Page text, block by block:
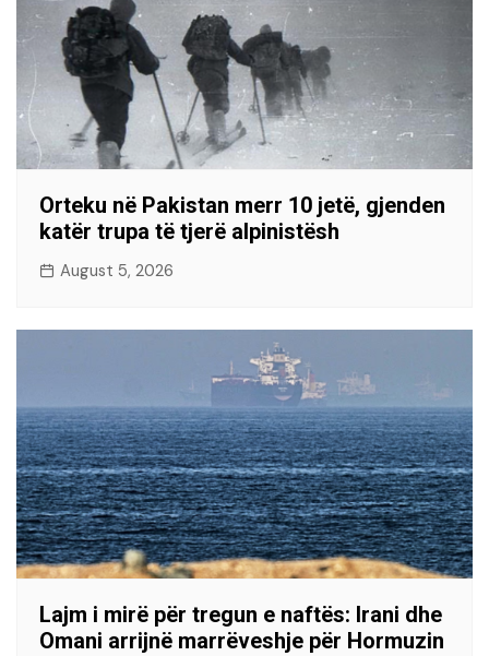
Orteku në Pakistan merr 10 jetë, gjenden
katër trupa të tjerë alpinistësh
August 5, 2026
Lajm i mirë për tregun e naftës: Irani dhe
Omani arrijnë marrëveshje për Hormuzin